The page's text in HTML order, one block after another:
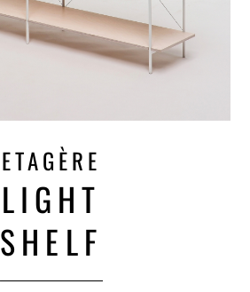
ETAGÈRE
LIGHT
SHELF